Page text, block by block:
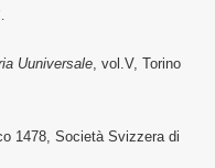
Uuniversale , vol.V, Torino
1478, Società Svizzera di